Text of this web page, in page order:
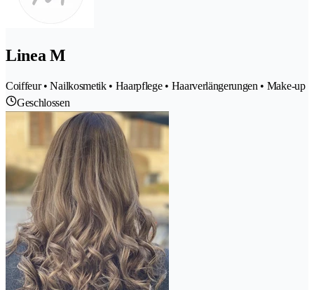
Linea M
Coiffeur • Nailkosmetik • Haarpflege • Haarverlängerungen • Make-up
Geschlossen